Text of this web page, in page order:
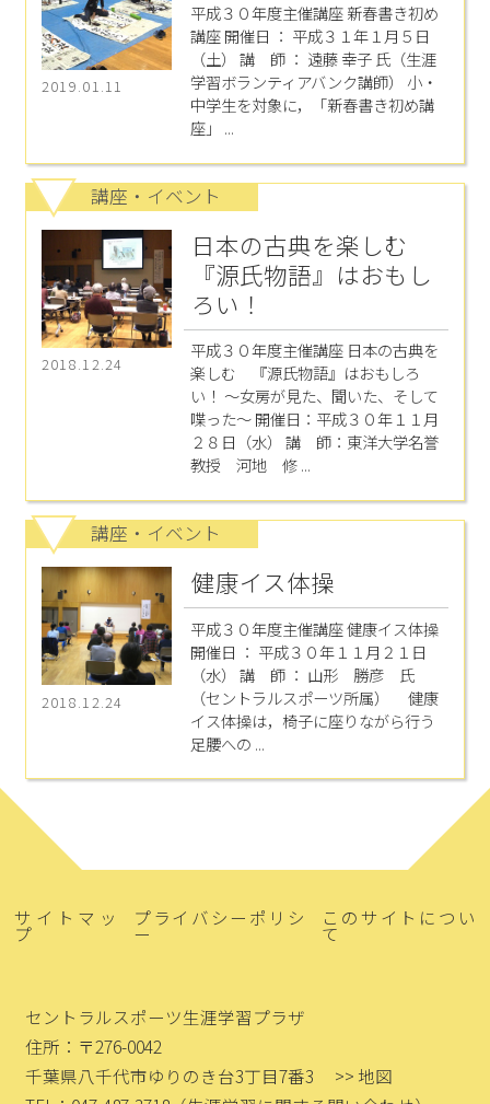
2019.01.11
平成３０年度主催講座 新春書き初め
講座 開催日 ： 平成３１年１月５日
（土） 講 師 ： 遠藤 幸子 氏（生涯
学習ボランティアバンク講師） 小・
中学生を対象に，「新春書き初め講
座」 ...
講座・イベント
2018.12.24
日本の古典を楽しむ
『源氏物語』はおもし
ろい！
平成３０年度主催講座 日本の古典を
楽しむ 『源氏物語』はおもしろ
い！ ～女房が見た、聞いた、そして
喋った～ 開催日：平成３０年１１月
２８日（水） 講 師：東洋大学名誉
教授 河地 修 ...
講座・イベント
2018.12.24
健康イス体操
平成３０年度主催講座 健康イス体操
開催日 ： 平成３０年１１月２１日
（水） 講 師 ： 山形 勝彦 氏
（セントラルスポーツ所属） 健康
イス体操は，椅子に座りながら行う
足腰への ...
サイトマッ
プ
プライバシーポリシ
ー
このサイトについ
て
セントラルスポーツ生涯学習プラザ
住所：〒276-0042
千葉県八千代市ゆりのき台3丁目7番3
>> 地図